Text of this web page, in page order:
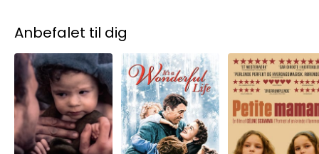
Anbefalet til dig